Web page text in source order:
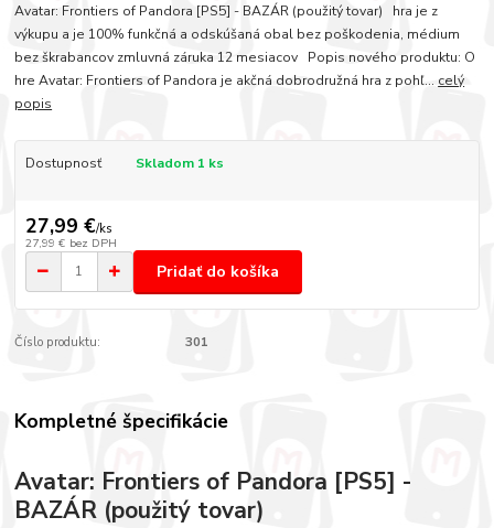
Avatar: Frontiers of Pandora [PS5] - BAZÁR (použitý tovar) hra je z
výkupu a je 100% funkčná a odskúšaná obal bez poškodenia, médium
bez škrabancov zmluvná záruka 12 mesiacov Popis nového produktu: O
hre Avatar: Frontiers of Pandora je akčná dobrodružná hra z pohľ... celý
popis
Dostupnosť Skladom 1 ks
27,99 €/ks
27,99 € bez DPH
Pridať do košíka
Číslo produktu: 301
Kompletné špecifikácie
Avatar: Frontiers of Pandora [PS5] -
BAZÁR (použitý tovar)